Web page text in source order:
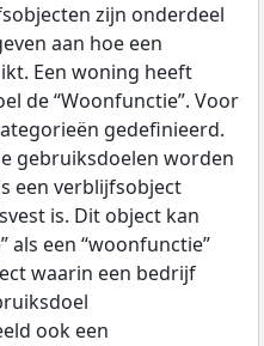
zijn onderdeel
aan hoe een
Een woning heeft
de “Woonfunctie”. Voor
gedefinieerd.
gebruiksdoelen worden
een verblijfsobject
is. Dit object kan
als een “woonfunctie”
waarin een bedrijf
ook een